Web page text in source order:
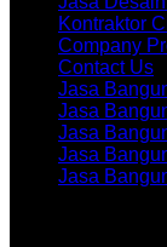
Kontraktor
Company
Contact Us
Jasa
Jasa
Jasa
Jasa
Jasa